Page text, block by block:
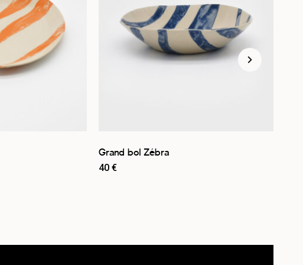
Grand bol Zébra
40 €